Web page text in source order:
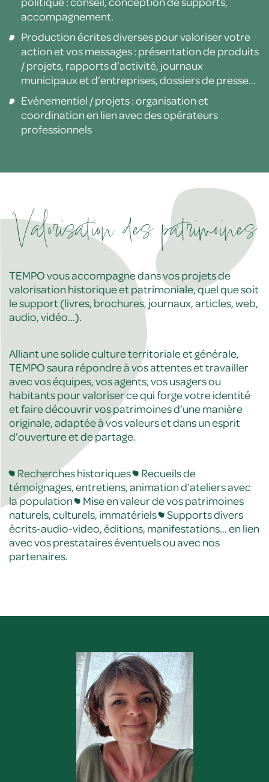
accompagnement.
Production écrites diverses pour valoriser votre
action et vos messages : présentation de produits
/ projets, rapports d’activité, journaux
municipaux et d’entreprises, dossiers de presse…
Evénementiel / projets : organisation et
coordination en lien avec des opérateurs
professionnels
Valorisation des patrimoines
TEMPO vous accompagne dans vos projets de
valorisation historique et patrimoniale, quel que soit
le support (livres, brochures, journaux, articles, web,
audio, vidéo…).
Alliant une solide culture territoriale et générale,
TEMPO saura répondre à vos attentes et travailler
avec vos équipes, vos agents, vos usagers ou
habitants pour valoriser ce qui forge votre identité
et faire découvrir vos patrimoines d’une manière
originale, adaptée à vos valeurs et dans un esprit
d’ouverture et de partage.
Recherches historiques
Recueils de
témoignages, entretiens, animation d’ateliers avec
la population
Mise en valeur de vos patrimoines
naturels, culturels, immatériels
Supports divers
écrits-audio-video, éditions, manifestations… en lien
avec vos prestataires éventuels ou avec nos
partenaires.